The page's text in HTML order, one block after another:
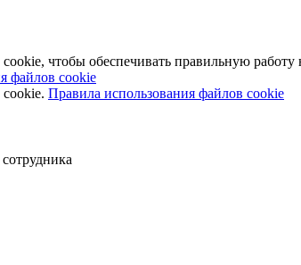
чтобы обеспечивать правильную работу
файлов cookie
Правила использования файлов cookie